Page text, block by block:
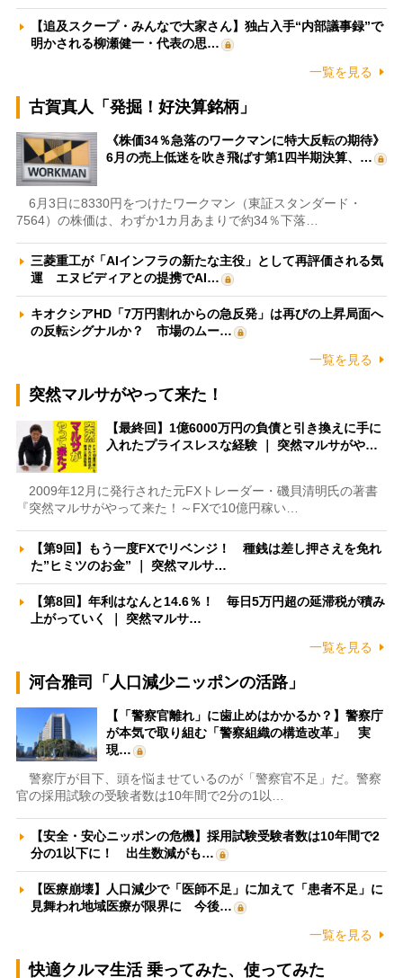
【追及スクープ・みんなで大家さん】独占入手“内部議事録”で
明かされる柳瀬健一・代表の思…
一覧を見る
古賀真人「発掘！好決算銘柄」
《株価34％急落のワークマンに特大反転の期待》
6月の売上低迷を吹き飛ばす第1四半期決算、…
6月3日に8330円をつけたワークマン（東証スタンダード・
7564）の株価は、わずか1カ月あまりで約34％下落…
三菱重工が「AIインフラの新たな主役」として再評価される気
運 エヌビディアとの提携でAI…
キオクシアHD「7万円割れからの急反発」は再びの上昇局面へ
の反転シグナルか？ 市場のムー…
一覧を見る
突然マルサがやって来た！
【最終回】1億6000万円の負債と引き換えに手に
入れたプライスレスな経験 ｜ 突然マルサがや…
2009年12月に発行された元FXトレーダー・磯貝清明氏の著書
『突然マルサがやって来た！～FXで10億円稼い…
【第9回】もう一度FXでリベンジ！ 種銭は差し押さえを免れ
た”ヒミツのお金” ｜ 突然マルサ…
【第8回】年利はなんと14.6％！ 毎日5万円超の延滞税が積み
上がっていく ｜ 突然マルサ…
一覧を見る
河合雅司「人口減少ニッポンの活路」
【「警察官離れ」に歯止めはかかるか？】警察庁
が本気で取り組む「警察組織の構造改革」 実
現…
警察庁が目下、頭を悩ませているのが「警察官不足」だ。警察
官の採用試験の受験者数は10年間で2分の1以…
【安全・安心ニッポンの危機】採用試験受験者数は10年間で2
分の1以下に！ 出生数減がも…
【医療崩壊】人口減少で「医師不足」に加えて「患者不足」に
見舞われ地域医療が限界に 今後…
一覧を見る
快適クルマ生活 乗ってみた、使ってみた